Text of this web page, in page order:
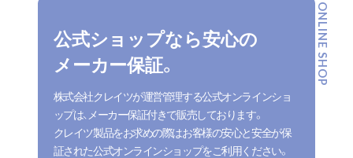
公式ショップなら安心の
メーカー保証。
株式会社クレイツが運営管理する公式オンラインショ
ップは、メーカー保証付きで販売しております。
クレイツ製品をお求めの際はお客様の安心と安全が保
証された公式オンラインショップをご利用ください。
ONLINE SHOP